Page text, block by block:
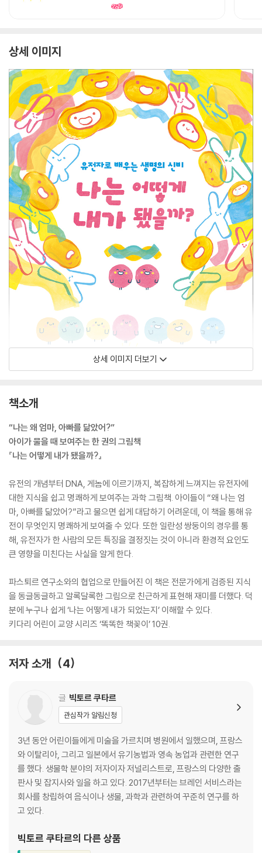
상세 이미지
상세 이미지 더보기
책소개
“나는 왜 엄마, 아빠를 닮았어?”
아이가 물을 때 보여주는 한 권의 그림책
『나는 어떻게 내가 됐을까?』
유전의 개념부터 DNA, 게놈에 이르기까지, 복잡하게 느껴지는 유전자에
대한 지식을 쉽고 명쾌하게 보여주는 과학 그림책. 아이들이 “왜 나는 엄
마, 아빠를 닮았어?”라고 물으면 쉽게 대답하기 어려운데, 이 책을 통해 유
전이 무엇인지 명쾌하게 보여줄 수 있다. 또한 일란성 쌍둥이의 경우를 통
해, 유전자가 한 사람의 모든 특징을 결정짓는 것이 아니라 환경적 요인도
큰 영향을 미친다는 사실을 알게 한다.
파스퇴르 연구소와의 협업으로 만들어진 이 책은 전문가에게 검증된 지식
을 동글동글하고 알록달록한 그림으로 친근하게 표현해 재미를 더했다. 덕
분에 누구나 쉽게 ‘나는 어떻게 내가 되었는지’ 이해할 수 있다.
키다리 어린이 교양 시리즈 ‘똑똑한 책꽂이’ 10권.
저자 소개 4
글 빅토르 쿠타르
관심작가 알림신청
3년 동안 어린이들에게 미술을 가르치며 병원에서 일했으며, 프랑스
와 이탈리아, 그리고 일본에서 유기농법과 영속 농업과 관련한 연구
를 했다. 생물학 분야의 저자이자 저널리스트로, 프랑스의 다양한 출
판사 및 잡지사와 일을 하고 있다. 2017년부터는 브레인 서비스라는
회사를 창립하여 음식이나 생물, 과학과 관련하여 꾸준히 연구를 하
고 있다.
빅토르 쿠타르의 다른 상품